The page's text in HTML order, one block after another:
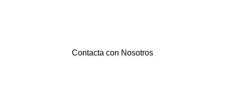
Contacta con Nosotros